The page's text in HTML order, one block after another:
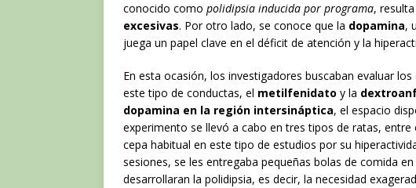
conocido como polidipsia inducida por programa,
excesivas. Por otro lado, se conoce que la dopamina,
juega un papel clave en el déficit de atención y la
En esta ocasión, los investigadores buscaban evaluar
este tipo de conductas, el metilfenidato y la
dopamina en la región intersináptica, el espacio
experimento se llevó a cabo en tres tipos de ratas, entre
cepa habitual en este tipo de estudios por su
sesiones, se les entregaba pequeñas bolas de comida
desarrollaran la polidipsia, es decir, la necesidad